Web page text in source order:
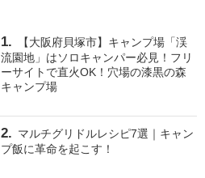
【大阪府貝塚市】キャンプ場「渓
流園地」はソロキャンパー必見！フリ
ーサイトで直火OK！穴場の漆黒の森
キャンプ場
マルチグリドルレシピ7選｜キャン
プ飯に革命を起こす！